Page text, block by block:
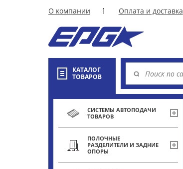
О компании Оплата и доставка
КАТАЛОГ
ТОВАРОВ
СИСТЕМЫ АВТОПОДАЧИ
ТОВАРОВ
ПОЛОЧНЫЕ
РАЗДЕЛИТЕЛИ И ЗАДНИЕ
ОПОРЫ